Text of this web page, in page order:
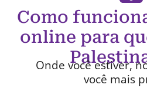
Como
online para
Onde você estiver,
você mais